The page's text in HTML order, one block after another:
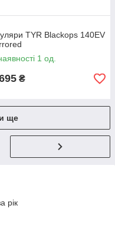
TYR Blackops 140EV
1 од.
₴
ще
рік